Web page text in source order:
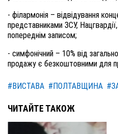
- філармонія – відвідування
представниками ЗСУ,
попереднім записом;
- симфонічний – 10% від
продажу є безкоштовними для
#ВИСТАВА #ПОЛТАВЩИНА
ЧИТАЙТЕ ТАКОЖ